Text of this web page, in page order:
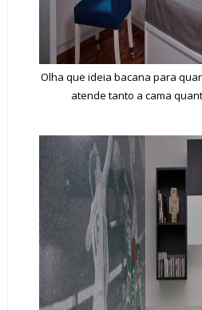
Olha que ideia bacana para
atende tanto a cama